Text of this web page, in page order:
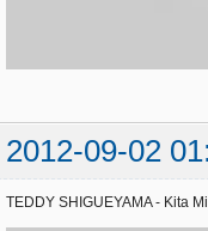
2012-09-02
TEDDY SHIGUEYAMA - Kita